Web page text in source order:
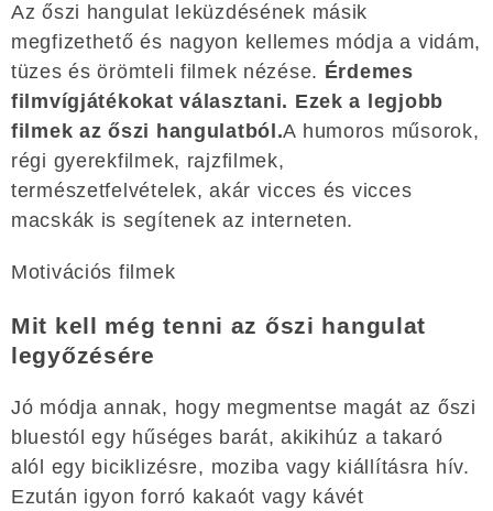
Az őszi hangulat leküzdésének másik
megfizethető és nagyon kellemes módja a vidám,
tüzes és örömteli filmek nézése. Érdemes
filmvígjátékokat választani. Ezek a legjobb
filmek az őszi hangulatból.A humoros műsorok,
régi gyerekfilmek, rajzfilmek,
természetfelvételek, akár vicces és vicces
macskák is segítenek az interneten.
Motivációs filmek
Mit kell még tenni az őszi hangulat
legyőzésére
Jó módja annak, hogy megmentse magát az őszi
bluestól ​​egy hűséges barát, akikihúz a takaró
alól egy biciklizésre, moziba vagy kiállításra hív.
Ezután igyon forró kakaót vagy kávét